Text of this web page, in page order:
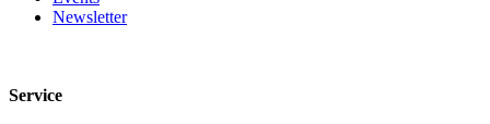
Newsletter
Service